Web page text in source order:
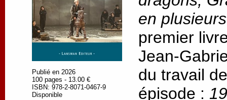
Publié en 2026
100 pages - 13.00 €
ISBN: 978-2-8071-0467-9
Disponible
en
premier
Jean-
du travail
épisode :